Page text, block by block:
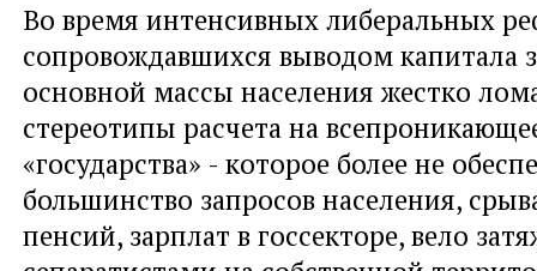
Во время интенсивных либеральных
сопровождавшихся выводом капитала
основной массы населения жестко
стереотипы расчета на
«государства» - которое более не
большинство запросов населения,
пенсий, зарплат в госсекторе, вело